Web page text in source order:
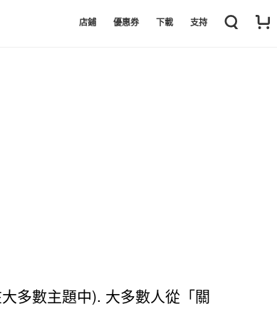
店鋪 優惠券 下載 支持
多數主題中). 大多數人從「關